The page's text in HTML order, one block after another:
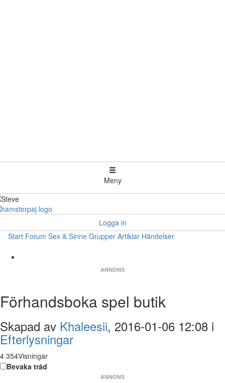
Meny
Logga in
Start Forum Sex & Sinne Grupper Artiklar Händelser
ANNONS
Förhandsboka spel butik
Skapad av Khaleesii, 2016-01-06 12:08 i
Efterlysningar
4 354Visningar
Bevaka tråd
ANNONS